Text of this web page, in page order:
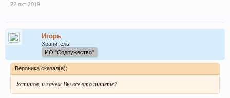
22 окт 2019
Игорь
Хранитель
ИО "Содружество"
Вероника сказал(а):
Устинов, и зачем Вы всё это пишете?